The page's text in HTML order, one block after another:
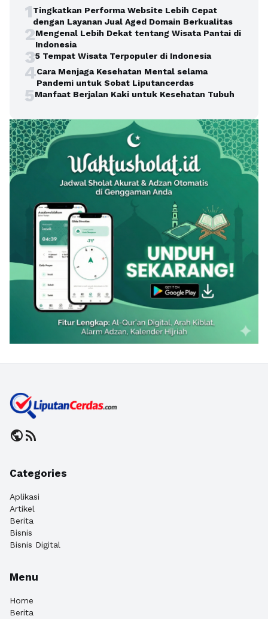
1Tingkatkan Performa Website Lebih Cepat
dengan Layanan Jual Aged Domain Berkualitas
2Mengenal Lebih Dekat tentang Wisata Pantai di
Indonesia
35 Tempat Wisata Terpopuler di Indonesia
4Cara Menjaga Kesehatan Mental selama
Pandemi untuk Sobat Liputancerdas
5Manfaat Berjalan Kaki untuk Kesehatan Tubuh
publicrss_feed
Categories
Aplikasi
Artikel
Berita
Bisnis
Bisnis Digital
Menu
Home
Berita